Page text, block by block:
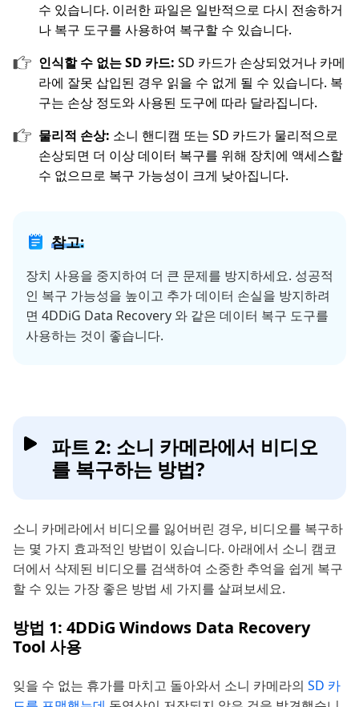
수 있습니다. 이러한 파일은 일반적으로 다시 전송하거
나 복구 도구를 사용하여 복구할 수 있습니다.
인식할 수 없는 SD 카드: SD 카드가 손상되었거나 카메
라에 잘못 삽입된 경우 읽을 수 없게 될 수 있습니다. 복
구는 손상 정도와 사용된 도구에 따라 달라집니다.
물리적 손상: 소니 핸디캠 또는 SD 카드가 물리적으로
손상되면 더 이상 데이터 복구를 위해 장치에 액세스할
수 없으므로 복구 가능성이 크게 낮아집니다.
참고:
장치 사용을 중지하여 더 큰 문제를 방지하세요. 성공적
인 복구 가능성을 높이고 추가 데이터 손실을 방지하려
면 4DDiG Data Recovery 와 같은 데이터 복구 도구를
사용하는 것이 좋습니다.
파트 2: 소니 카메라에서 비디오
를 복구하는 방법?
소니 카메라에서 비디오를 잃어버린 경우, 비디오를 복구하
는 몇 가지 효과적인 방법이 있습니다. 아래에서 소니 캠코
더에서 삭제된 비디오를 검색하여 소중한 추억을 쉽게 복구
할 수 있는 가장 좋은 방법 세 가지를 살펴보세요.
방법 1: 4DDiG Windows Data Recovery
Tool 사용
잊을 수 없는 휴가를 마치고 돌아와서 소니 카메라의 SD 카